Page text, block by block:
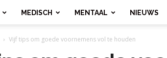
MEDISCH MENTAAL NIEUWS
Vijf tips om goede voornemens vol te houden